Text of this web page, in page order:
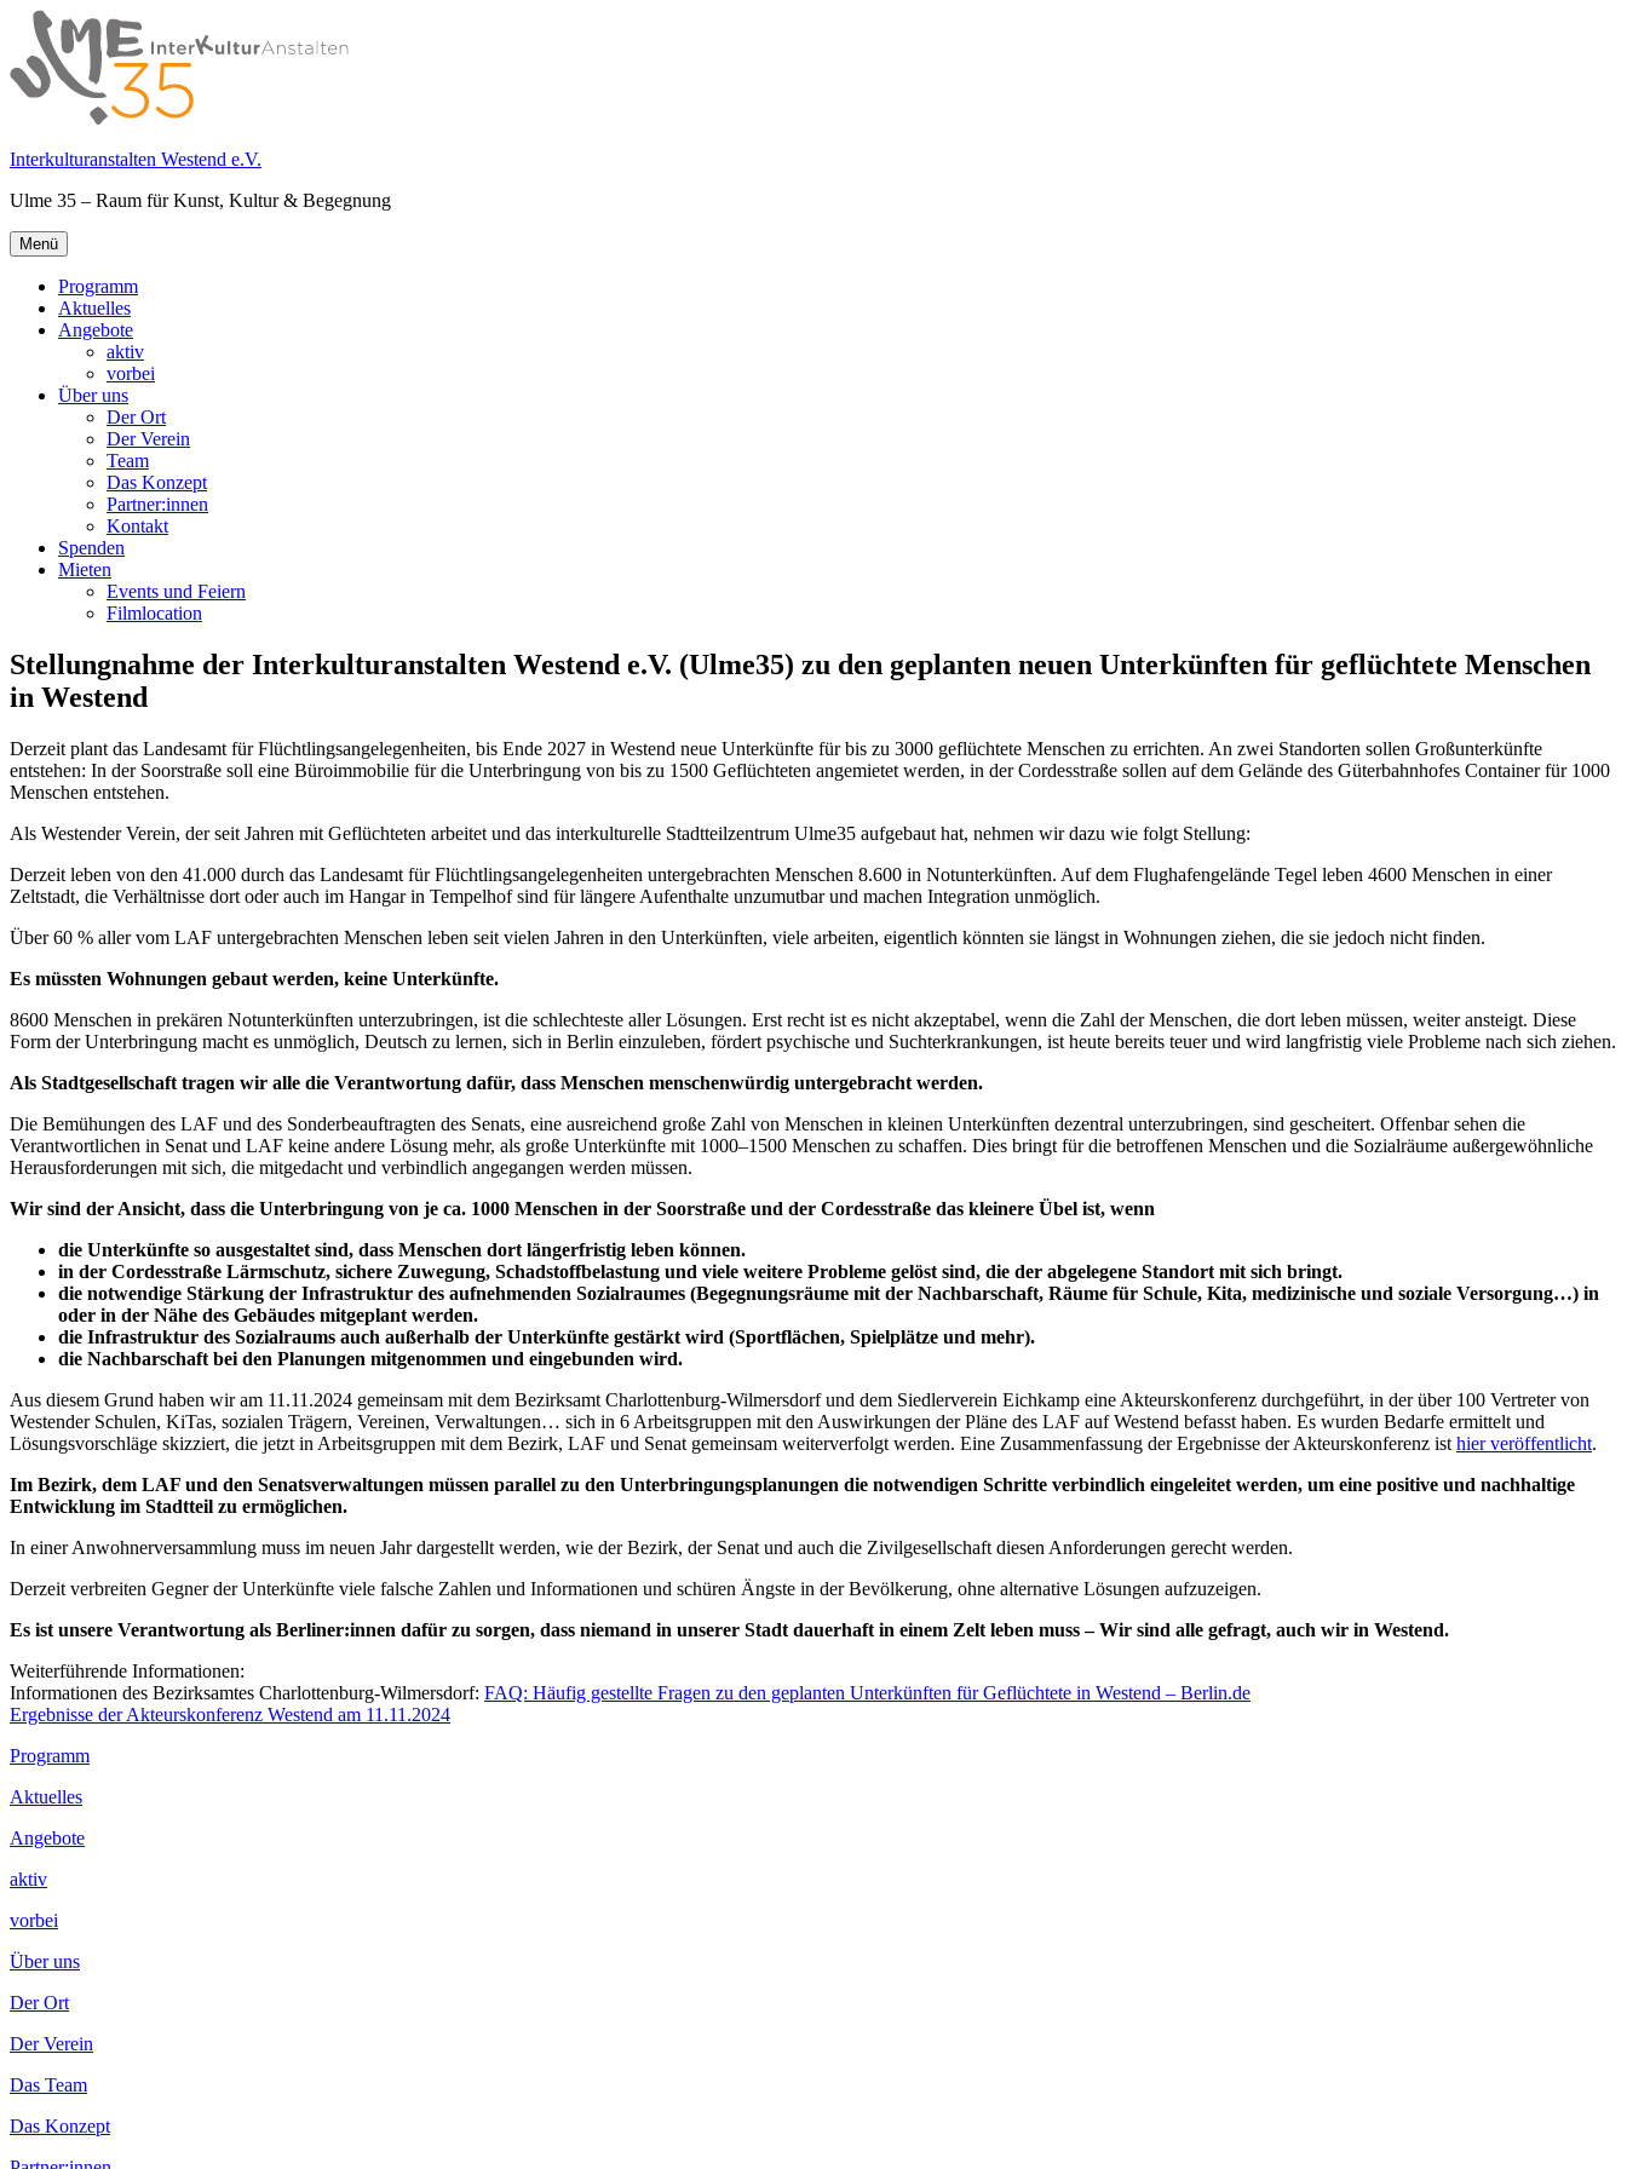
Springe
zum
Inhalt
Interkulturanstalten Westend e.V.
Ulme 35 – Raum für Kunst, Kultur & Begegnung
Primäres
Menü
Menü
Programm
Aktuelles
Angebote
aktiv
vorbei
Über uns
Der Ort
Der Verein
Team
Das Konzept
Partner:innen
Kontakt
Spenden
Mieten
Events und Feiern
Filmlocation
Stellungnahme der Interkulturanstalten Westend e.V. (Ulme35) zu den geplanten neuen Unterkünften für geflüchtete Menschen
in Westend
Derzeit plant das Landesamt für Flüchtlingsangelegenheiten, bis Ende 2027 in Westend neue Unterkünfte für bis zu 3000 geflüchtete Menschen zu errichten. An zwei Standorten sollen Großunterkünfte
entstehen: In der Soorstraße soll eine Büroimmobilie für die Unterbringung von bis zu 1500 Geflüchteten angemietet werden, in der Cordesstraße sollen auf dem Gelände des Güterbahnhofes Container für 1000
Menschen entstehen.
Als Westender Verein, der seit Jahren mit Geflüchteten arbeitet und das interkulturelle Stadtteilzentrum Ulme35 aufgebaut hat, nehmen wir dazu wie folgt Stellung:
Derzeit leben von den 41.000 durch das Landesamt für Flüchtlingsangelegenheiten untergebrachten Menschen 8.600 in Notunterkünften. Auf dem Flughafengelände Tegel leben 4600 Menschen in einer
Zeltstadt, die Verhältnisse dort oder auch im Hangar in Tempelhof sind für längere Aufenthalte unzumutbar und machen Integration unmöglich.
Über 60 % aller vom LAF untergebrachten Menschen leben seit vielen Jahren in den Unterkünften, viele arbeiten, eigentlich könnten sie längst in Wohnungen ziehen, die sie jedoch nicht finden.
Es müssten Wohnungen gebaut werden, keine Unterkünfte.
8600 Menschen in prekären Notunterkünften unterzubringen, ist die schlechteste aller Lösungen. Erst recht ist es nicht akzeptabel, wenn die Zahl der Menschen, die dort leben müssen, weiter ansteigt. Diese
Form der Unterbringung macht es unmöglich, Deutsch zu lernen, sich in Berlin einzuleben, fördert psychische und Suchterkrankungen, ist heute bereits teuer und wird langfristig viele Probleme nach sich ziehen.
Als Stadtgesellschaft tragen wir alle die Verantwortung dafür, dass Menschen menschenwürdig untergebracht werden.
Die Bemühungen des LAF und des Sonderbeauftragten des Senats, eine ausreichend große Zahl von Menschen in kleinen Unterkünften dezentral unterzubringen, sind gescheitert. Offenbar sehen die
Verantwortlichen in Senat und LAF keine andere Lösung mehr, als große Unterkünfte mit 1000–1500 Menschen zu schaffen. Dies bringt für die betroffenen Menschen und die Sozialräume außergewöhnliche
Herausforderungen mit sich, die mitgedacht und verbindlich angegangen werden müssen.
Wir sind der Ansicht, dass die Unterbringung von je ca. 1000 Menschen in der Soorstraße und der Cordesstraße das kleinere Übel ist, wenn
die Unterkünfte so ausgestaltet sind, dass Menschen dort längerfristig leben können.
in der Cordesstraße Lärmschutz, sichere Zuwegung, Schadstoffbelastung und viele weitere Probleme gelöst sind, die der abgelegene Standort mit sich bringt.
die notwendige Stärkung der Infrastruktur des aufnehmenden Sozialraumes (Begegnungsräume mit der Nachbarschaft, Räume für Schule, Kita, medizinische und soziale Versorgung…) in
oder in der Nähe des Gebäudes mitgeplant werden.
die Infrastruktur des Sozialraums auch außerhalb der Unterkünfte gestärkt wird (Sportflächen, Spielplätze und mehr).
die Nachbarschaft bei den Planungen mitgenommen und eingebunden wird.
Aus diesem Grund haben wir am 11.11.2024 gemeinsam mit dem Bezirksamt Charlottenburg-Wilmersdorf und dem Siedlerverein Eichkamp eine Akteurskonferenz durchgeführt, in der über 100 Vertreter von
Westender Schulen, KiTas, sozialen Trägern, Vereinen, Verwaltungen… sich in 6 Arbeitsgruppen mit den Auswirkungen der Pläne des LAF auf Westend befasst haben. Es wurden Bedarfe ermittelt und
Lösungsvorschläge skizziert, die jetzt in Arbeitsgruppen mit dem Bezirk, LAF und Senat gemeinsam weiterverfolgt werden. Eine Zusammenfassung der Ergebnisse der Akteurskonferenz ist hier veröffentlicht.
Im Bezirk, dem LAF und den Senatsverwaltungen müssen parallel zu den Unterbringungsplanungen die notwendigen Schritte verbindlich eingeleitet werden, um eine positive und nachhaltige
Entwicklung im Stadtteil zu ermöglichen.
In einer Anwohnerversammlung muss im neuen Jahr dargestellt werden, wie der Bezirk, der Senat und auch die Zivilgesellschaft diesen Anforderungen gerecht werden.
Derzeit verbreiten Gegner der Unterkünfte viele falsche Zahlen und Informationen und schüren Ängste in der Bevölkerung, ohne alternative Lösungen aufzuzeigen.
Es ist unsere Verantwortung als Berliner:innen dafür zu sorgen, dass niemand in unserer Stadt dauerhaft in einem Zelt leben muss – Wir sind alle gefragt, auch wir in Westend.
Weiterführende Informationen:
Informationen des Bezirksamtes Charlottenburg-Wilmersdorf: FAQ: Häufig gestellte Fragen zu den geplanten Unterkünften für Geflüchtete in Westend – Berlin.de
Ergebnisse der Akteurskonferenz Westend am 11.11.2024
Footer
Inhalt
Programm
Aktuelles
Angebote
aktiv
vorbei
Über uns
Der Ort
Der Verein
Das Team
Das Konzept